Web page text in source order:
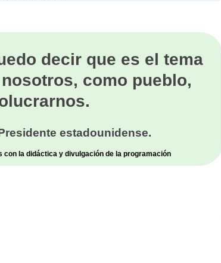
decir que es el tema
como pueblo,
estadounidense.
la didáctica y divulgación de la programación